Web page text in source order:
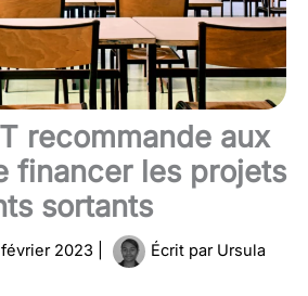
recommande aux
financer les projets
sortants
2023 Écrit par Ursula